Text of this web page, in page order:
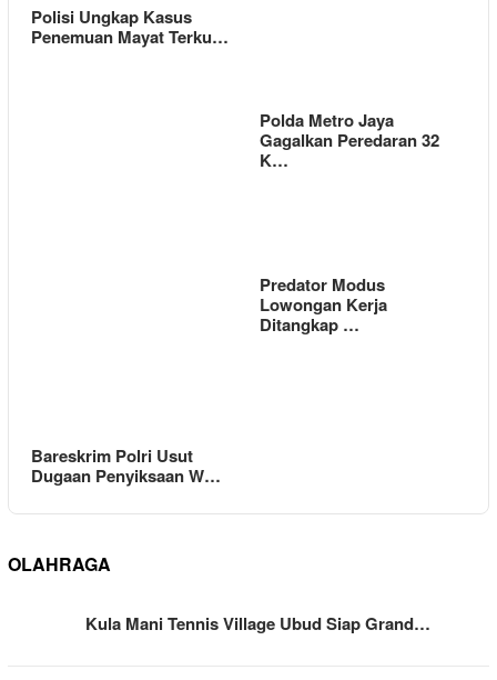
Polisi Ungkap Kasus
Penemuan Mayat Terku…
Polda Metro Jaya
Gagalkan Peredaran 32
K…
Bareskrim Polri Usut
Dugaan Penyiksaan W…
Predator Modus
Lowongan Kerja
Ditangkap …
OLAHRAGA
Kula Mani Tennis Village Ubud Siap Grand…